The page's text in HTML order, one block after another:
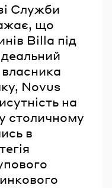
Служби
що
Billa під
Novus
на
столичному
в